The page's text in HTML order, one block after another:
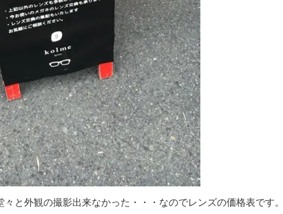
々と外観の撮影出来なかった・・・なのでレンズの価格表です。